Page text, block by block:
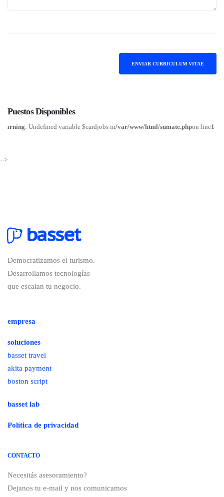
ENVIAR CURRICULUM VITAE
PuestosDisponibles
Warning: Undefined variable $cardjobs in/var/www/html/sumate.phpon line1
-->
Democratizamos el turismo.
Desarrollamos tecnologías
que escalan tu negocio.
empresa
soluciones
basset travel
akita payment
boston script
basset lab
Política de privacidad
CONTACTO
Necesitás asesoramiento?
Dejanos tu e-mail y nos comunicamos